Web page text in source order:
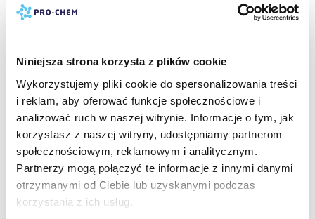
Niniejsza strona korzysta z plików cookie
Wykorzystujemy pliki cookie do spersonalizowania treści
i reklam, aby oferować funkcje społecznościowe i
analizować ruch w naszej witrynie. Informacje o tym, jak
korzystasz z naszej witryny, udostępniamy partnerom
społecznościowym, reklamowym i analitycznym.
Partnerzy mogą połączyć te informacje z innymi danymi
otrzymanymi od Ciebie lub uzyskanymi podczas
korzystania z ich usług.
zielonego jabłuszka. Płyn zachowuje swoje właściwoścido
-22ºC
Wlać zawartość opakowania do zbiornika na płyn do
spryskiwaczy.
Przechowywanie / magazynowanie
Przechowywać z dala od dzieci, w suchym pomieszczeniu,
w zakresie temperatur od -5°C do 30°C.
Zalecenia / środki ostrożności
Produkt łatwopalny, przechowywać z dala od źródeł ciepła.
arkusz składników
karta bezpieczeństwa
producent: PRO-CHEM
marka:
PRO-CHEM
odczyn PH:
nie dotyczy
typ zabrudzenia:
zabrudzenia atmosferyczne »
brud
drogowy »
powierzchnia do wyczyszczenia:
szkło »
rodzaj czyszczenia:
bieżące
pokaż więcej »
PRODUKTY POWIĄZANE